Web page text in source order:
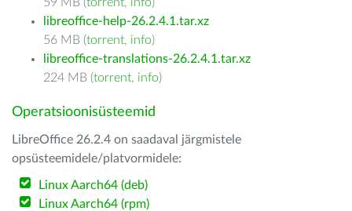
libreoffice-help-26.2.4.1.tar.xz
56 MB (torrent, info)
libreoffice-translations-26.2.4.1.tar.xz
224 MB (torrent, info)
Operatsioonisüsteemid
LibreOffice 26.2.4 on saadaval järgmistele
opsüsteemidele/platvormidele:
Linux Aarch64 (deb)
Linux Aarch64 (rpm)